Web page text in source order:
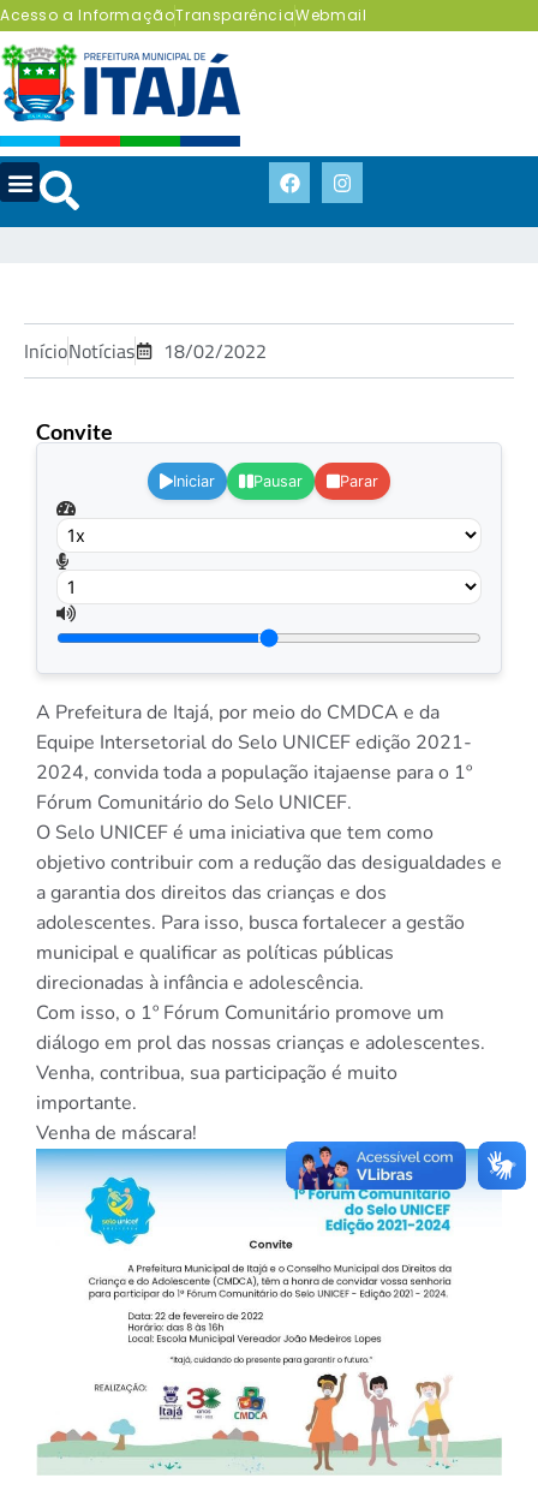
Acesso a InformaçãoTransparênciaWebmail
InícioNotícias 18/02/2022
Convite
Iniciar Pausar Parar
A Prefeitura de Itajá, por meio do CMDCA e da
Equipe Intersetorial do Selo UNICEF edição 2021-
2024, convida toda a população itajaense para o 1º
Fórum Comunitário do Selo UNICEF.
O Selo UNICEF é uma iniciativa que tem como
objetivo contribuir com a redução das desigualdades e
a garantia dos direitos das crianças e dos
adolescentes. Para isso, busca fortalecer a gestão
municipal e qualificar as políticas públicas
direcionadas à infância e adolescência.
Com isso, o 1º Fórum Comunitário promove um
diálogo em prol das nossas crianças e adolescentes.
Venha, contribua, sua participação é muito
importante.
Venha de máscara!